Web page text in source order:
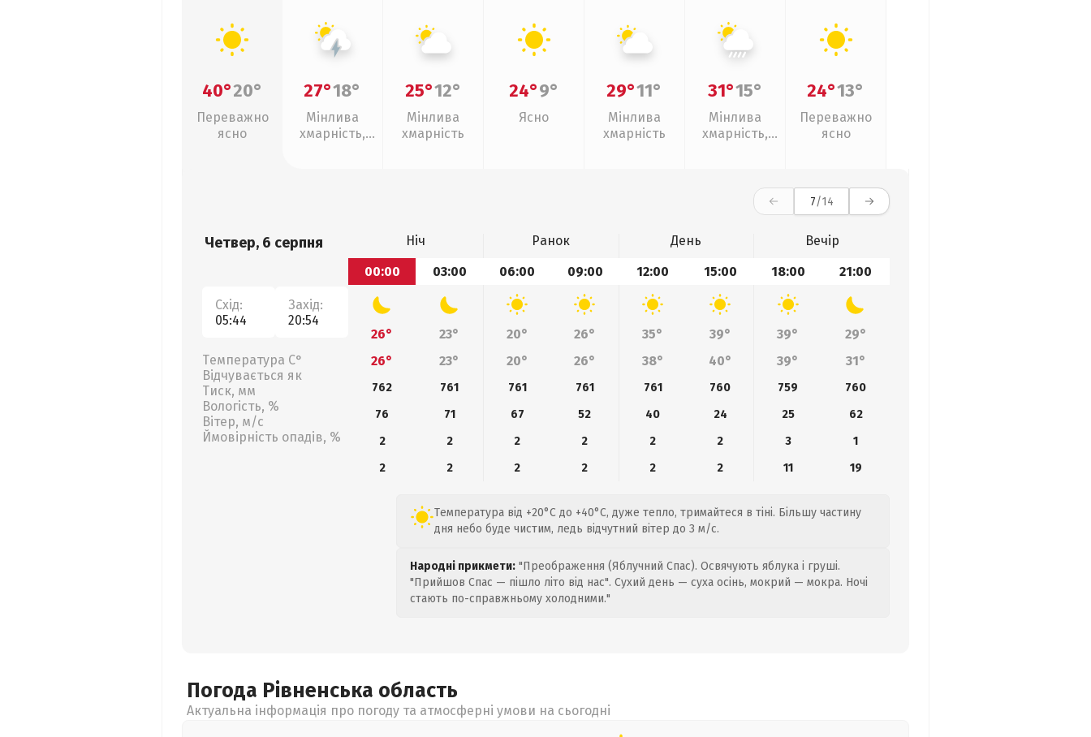
40°20°
Переважно
ясно
27°18°
Мінлива
хмарність,
25°12°
Мінлива
хмарність
24°9°
Ясно
29°11°
Мінлива
хмарність
31°15°
Мінлива
хмарність,
24°13°
Переважно
ясно
7/14
Четвер, 6 серпня
Схід:
05:44
Захід:
20:54
Температура С°
Відчувається як
Тиск, мм
Вологість, %
Вітер, м/с
Ймовірність опадів, %
Ніч Ранок День
Вечір
00:00
03:00 06:00 09:00 12:00 15:00 18:00 21:00
26° 23° 20° 26° 35° 39° 39°
29°
26°
23° 20° 26° 38° 40° 39° 31°
762 761 761 761 761 760 759
760
76
71 67 52 40 24 25
62
2
2 2 2 2 2 3
1
2
2 2 2 2 2 11 19
Температура від +20°C до +40°C, дуже тепло, тримайтеся в тіні. Більшу частину
дня небо буде чистим, ледь відчутний вітер до 3 м/с.
Народні прикмети: "Преображення (Яблучний Спас). Освячують яблука і груші.
"Прийшов Спас — пішло літо від нас". Сухий день — суха осінь, мокрий — мокра. Ночі
стають по-справжньому холодними."
Погода Рівненська область
Актуальна інформація про погоду та атмосферні умови на сьогодні